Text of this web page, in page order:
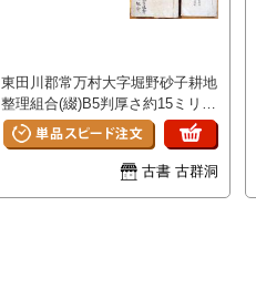
東田川郡常万村大字堀野砂子耕地
整理組合(綴)B5判厚さ約15ミリ昭
和7年 変更設計書/設計書/工事
費予算内訳書/単価表(建造物)/他
<BR>山形県東田川郡常万村條
古書 古群洞